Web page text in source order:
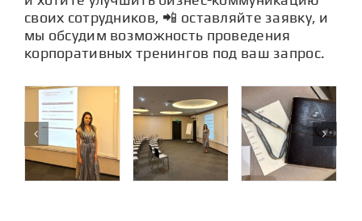
своих сотрудников, 📲 оставляйте заявку, и
мы обсудим возможность проведения
корпоративных тренингов под ваш запрос.